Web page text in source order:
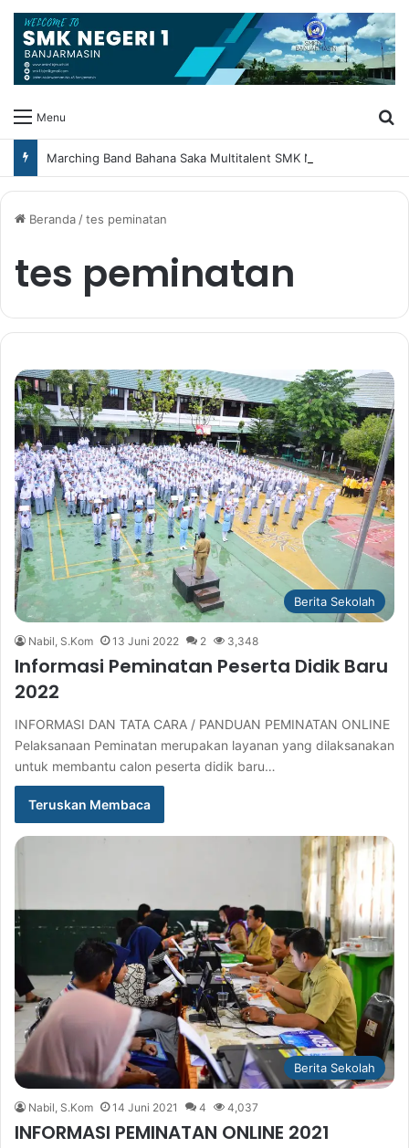
Menu
Beranda/tes peminatan
tes peminatan
Berita Sekolah
Nabil, S.Kom 13 Juni 2022 2 3,348
Informasi Peminatan Peserta Didik Baru
2022
INFORMASI DAN TATA CARA / PANDUAN PEMINATAN ONLINE
Pelaksanaan Peminatan merupakan layanan yang dilaksanakan
untuk membantu calon peserta didik baru…
Teruskan Membaca
Berita Sekolah
Nabil, S.Kom 14 Juni 2021 4 4,037
INFORMASI PEMINATAN ONLINE 2021